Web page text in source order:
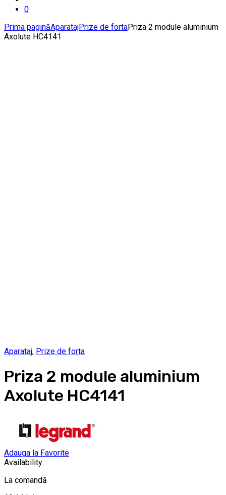
0
Prima paginăAparatajPrize de fortaPriza 2 module aluminium
Axolute HC4141
Aparataj, Prize de forta
Priza 2 module aluminium
Axolute HC4141
Adauga la Favorite
Availability:
La comandă